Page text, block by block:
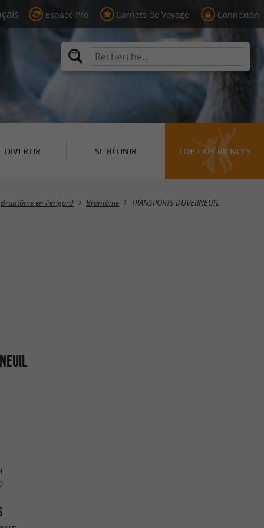
Espace Pro Carnets de Voyage Connexion
DIVERTIR SE RÉUNIR TOP EXPÉRIENCES
Brantôme en Périgord Brantôme TRANSPORTS DUVERNEUIL